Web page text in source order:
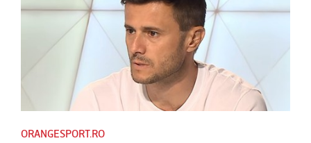
ORANGESPORT.RO